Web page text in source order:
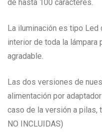
de hasta 100 caracteres.
La iluminación es tipo
interior de toda la lámpara
agradable.
Las dos versiones de
alimentación por
caso de la versión a pilas,
NO INCLUIDAS)